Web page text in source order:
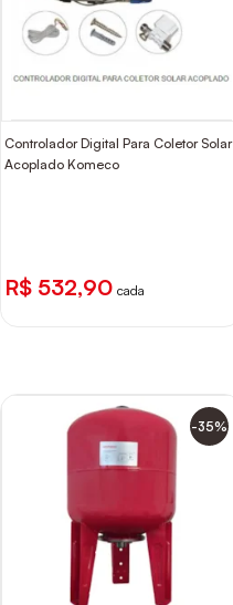
Controlador Digital Para Coletor Solar
Acoplado Komeco
R$ 532,90 cada
-35%